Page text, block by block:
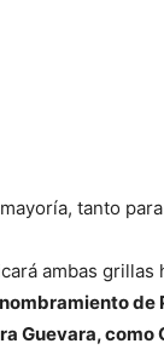
tanto
ambas
de
Guevara, como